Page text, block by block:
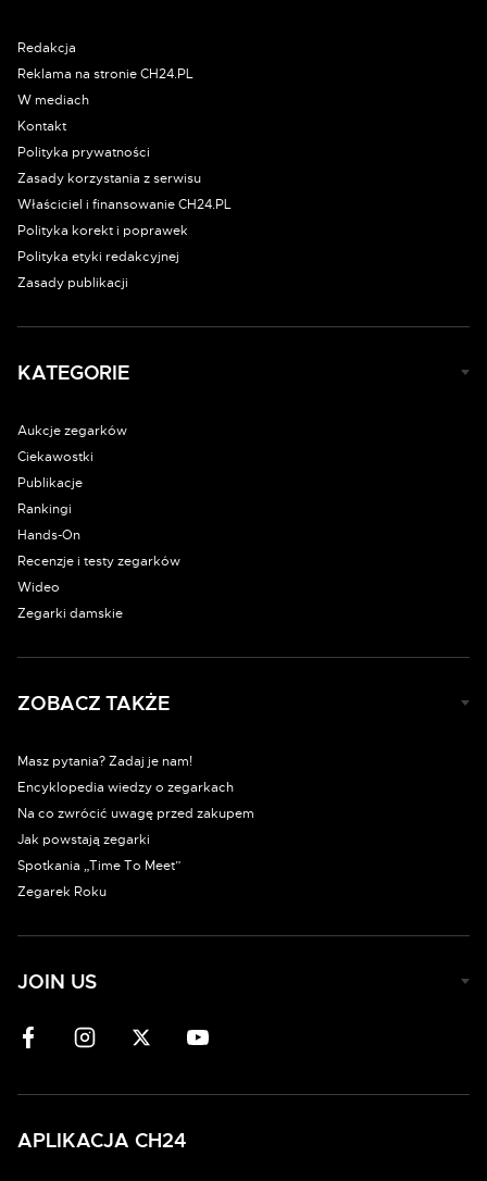
Redakcja
Reklama na stronie CH24.PL
W mediach
Kontakt
Polityka prywatności
Zasady korzystania z serwisu
Właściciel i finansowanie CH24.PL
Polityka korekt i poprawek
Polityka etyki redakcyjnej
Zasady publikacji
KATEGORIE
Aukcje zegarków
Ciekawostki
Publikacje
Rankingi
Hands-On
Recenzje i testy zegarków
Wideo
Zegarki damskie
ZOBACZ TAKŻE
Masz pytania? Zadaj je nam!
Encyklopedia wiedzy o zegarkach
Na co zwrócić uwagę przed zakupem
Jak powstają zegarki
Spotkania „Time To Meet”
Zegarek Roku
JOIN US
APLIKACJA CH24